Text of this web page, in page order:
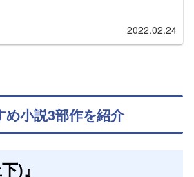
2022.02.24
め小説3部作を紹介
)』